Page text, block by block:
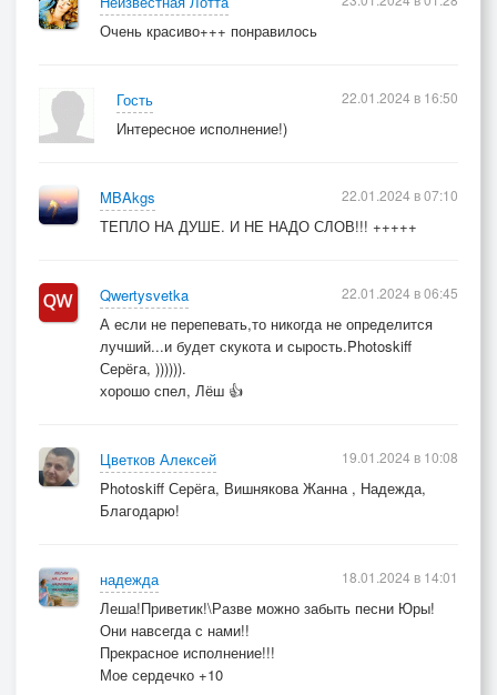
Очень красиво+++ понравилось
Гость
Интересное исполнение!)
22.01.2024 в 16:50
MBAkgs
ТЕПЛО НА ДУШЕ. И НЕ НАДО СЛОВ!!! +++++
22.01.2024 в 07:10
Qwertysvetka
А если не перепевать,то никогда не определится
лучший...и будет скукота и сырость.Photoskiff
Серёга, )))))).
хорошо спел, Лёш 👍
22.01.2024 в 06:45
Цветков Алексей
Photoskiff Серёга, Вишнякова Жанна , Надежда,
Благодарю!
19.01.2024 в 10:08
надежда
Леша!Приветик!\Разве можно забыть песни Юры!
Они навсегда с нами!!
Прекрасное исполнение!!!
Мое сердечко +10
18.01.2024 в 14:01